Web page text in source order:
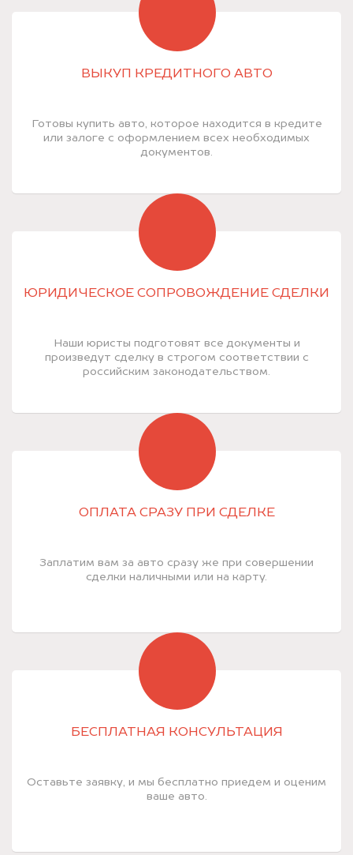
ВЫКУП КРЕДИТНОГО АВТО
Готовы купить авто, которое находится в кредите
или залоге с оформлением всех необходимых
документов.
ЮРИДИЧЕСКОЕ СОПРОВОЖДЕНИЕ СДЕЛКИ
Наши юристы подготовят все документы и
произведут сделку в строгом соответствии с
российским законодательством.
ОПЛАТА СРАЗУ ПРИ СДЕЛКЕ
Заплатим вам за авто сразу же при совершении
сделки наличными или на карту.
БЕСПЛАТНАЯ КОНСУЛЬТАЦИЯ
Оставьте заявку, и мы бесплатно приедем и оценим
ваше авто.